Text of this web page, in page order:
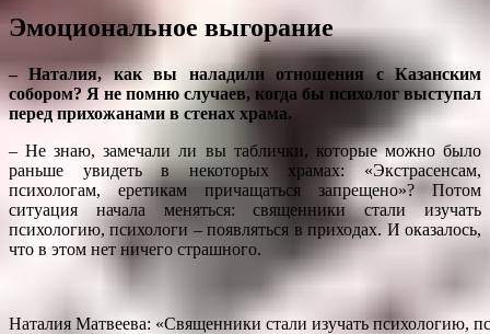
Эмоциональное выгорание
– Наталия, как вы наладили отношения с Казанским
собором? Я не помню случаев, когда бы психолог выступал
перед прихожанами в стенах храма.
– Не знаю, замечали ли вы таблички, которые можно было
раньше увидеть в некоторых храмах: «Экстрасенсам,
психологам, еретикам причащаться запрещено»? Потом
ситуация начала меняться: священники стали изучать
психологию, психологи – появляться в приходах. И оказалось,
что в этом нет ничего страшного.
Наталия Матвеева: «Священники стали изучать психологию,